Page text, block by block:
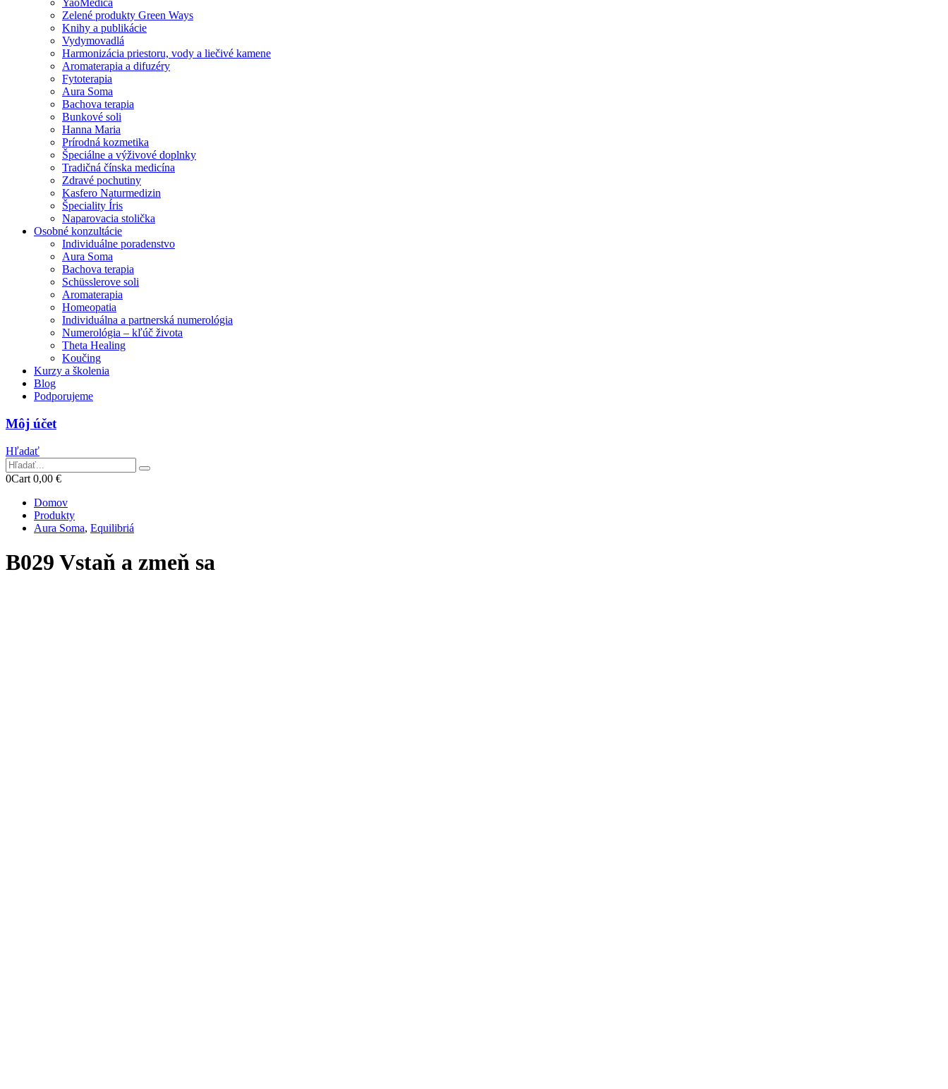
YaoMedica
Zelené produkty Green Ways
Knihy a publikácie
Vydymovadlá
Harmonizácia priestoru, vody a liečivé kamene
Aromaterapia a difuzéry
Fytoterapia
Aura Soma
Bachova terapia
Bunkové soli
Hanna Maria
Prírodná kozmetika
Špeciálne a výživové doplnky
Tradičná čínska medicína
Zdravé pochutiny
Kasfero Naturmedizin
Špeciality Íris
Naparovacia stolička
Osobné konzultácie
Individuálne poradenstvo
Aura Soma
Bachova terapia
Schüsslerove soli
Aromaterapia
Homeopatia
Individuálna a partnerská numerológia
Numerológia – kľúč života
Theta Healing
Koučing
Kurzy a školenia
Blog
Podporujeme
Môj účet
Hľadať
0Cart 0,00 €
Domov
Produkty
Aura Soma, Equilibriá
B029 Vstaň a zmeň sa